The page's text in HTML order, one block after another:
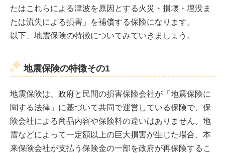
たはこれらによる津波を原因とする火災・損壊・埋没ま
たは流失による損害」を補償する保険になります。
以下、地震保険の特徴についてみていきましょう。
地震保険の特徴その1
地震保険は、政府と民間の損害保険会社が「地震保険に
関する法律」に基づいて共同で運営している保険で、保
険会社による商品内容や保険料の違いはありません。地
震などによって一定額以上の巨大損害が生じた場合、本
来保険会社が支払う保険金の一部を政府が再保険するこ